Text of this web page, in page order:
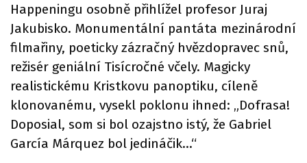
Happeningu osobně přihlížel profesor Juraj
Jakubisko. Monumentální pantáta mezinárodní
filmařiny, poeticky zázračný hvězdopravec snů,
režisér geniální Tisícročné včely. Magicky
realistickému Kristkovu panoptiku, cíleně
klonovanému, vysekl poklonu ihned: „Dofrasa!
Doposial, som si bol ozajstno istý, že Gabriel
García Márquez bol jedináčik…“